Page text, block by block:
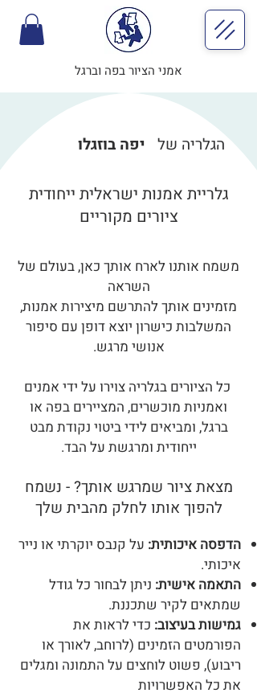
אמני הציור בפה וברגל
הגלריה של
גלריית אמנות ישראלית ייחודית
ציורים מקוריים
משמח אותנו לארח אותך כאן, בעולם של
השראה
מזמינים אותך להתרשם מיצירות אמנות,
המשלבות כישרון יוצא דופן עם סיפור
אנושי מרגש.
כל הציורים בגלריה צוירו על ידי אמנים
ואמניות מוכשרים, המציירים בפה או
ברגל, ומביאים לידי ביטוי נקודת מבט
ייחודית ומרגשת על הבד.
מצאת ציור שמרגש אותך? - נשמח
להפוך אותו לחלק מהבית שלך
הדפסה איכותית: על קנבס יוקרתי או נייר
איכותי.
התאמה אישית: ניתן לבחור כל גודל
שמתאים לקיר שתכננת.
גמישות בעיצוב: כדי לראות את
הפורמטים הזמינים (לרוחב, לאורך או
ריבוע), פשוט לוחצים על התמונה ומגלים
את כל האפשרויות
יפה בוזגלו